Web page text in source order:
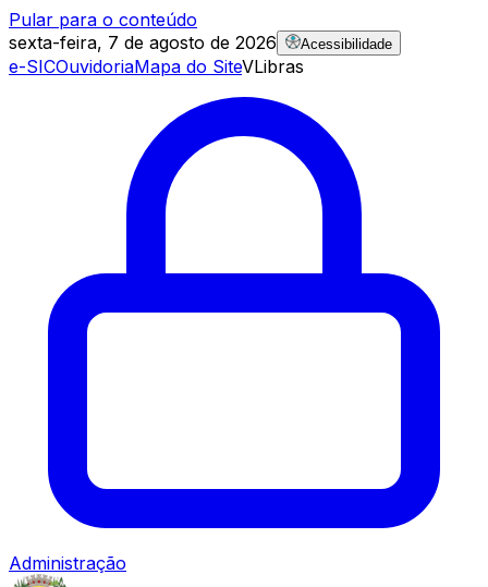
Pular para o conteúdo
sexta-feira, 7 de agosto de 2026
Acessibilidade
e-SICOuvidoriaMapa do SiteVLibras
Administração